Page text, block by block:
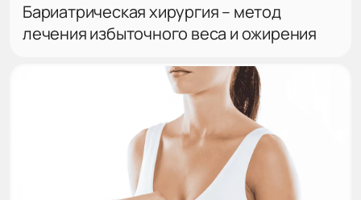
Бариатрическая хирургия – метод
лечения избыточного веса и ожирения